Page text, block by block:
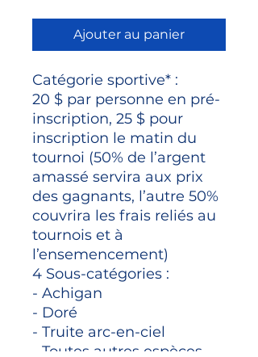
Ajouter au panier
Catégorie sportive* :
20 $ par personne en pré-
inscription, 25 $ pour
inscription le matin du
tournoi (50% de l’argent
amassé servira aux prix
des gagnants, l’autre 50%
couvrira les frais reliés au
tournois et à
l’ensemencement)
4 Sous-catégories :
- Achigan
- Doré
- Truite arc-en-ciel
- Toutes autres espèces